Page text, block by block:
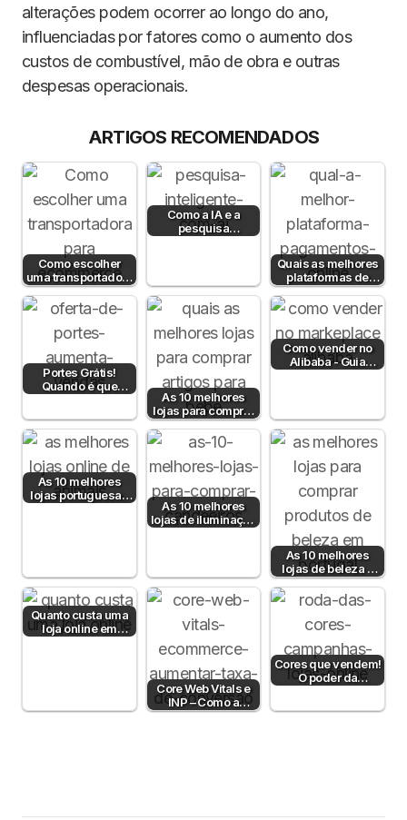
alterações podem ocorrer ao longo do ano,
influenciadas por fatores como o aumento dos
custos de combustível, mão de obra e outras
despesas operacionais.
ARTIGOS RECOMENDADOS
Como escolher
uma transportadora
para e-commerce:
Guia Prático
Como a IA e a
pesquisa
semântica podem
Quais as melhores
plataformas de
pagamento em
Portugal em 2026?
Portes Grátis!
Quando é que
fazem sentido?
As 10 melhores
lojas para comprar
artigos para bebé
Como vender no
Alibaba - Guia
Completo para
As 10 melhores
lojas portuguesas
de produtos para
As 10 melhores
lojas de iluminação
em Portugal
As 10 melhores
lojas de beleza e
cosmética online
em Portugal
Quanto custa uma
loja online em
Portugal em 2025
Core Web Vitals e
INP – Como a
Velocidade e
Cores que vendem!
O poder da
psicologia da cor